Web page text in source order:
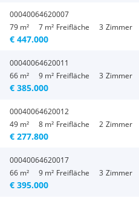
00040064620007
79 m²
7 m² Freifläche
€ 447.000
3 Zimmer
00040064620011
66 m²
9 m² Freifläche
€ 385.000
3 Zimmer
00040064620012
49 m²
8 m² Freifläche
€ 277.800
2 Zimmer
00040064620017
66 m²
9 m² Freifläche
€ 395.000
3 Zimmer